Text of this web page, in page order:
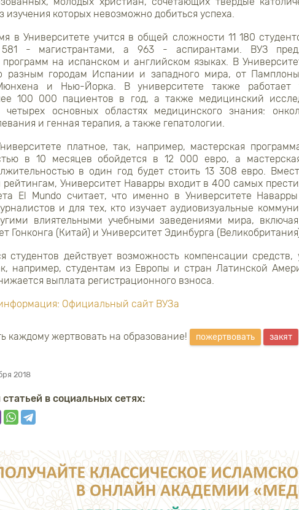
изучения которых невозможно добиться успеха.
в Университете учится в общей сложности 11 180
581 - магистрантами, а 963 - аспирантами. ВУЗ
программ на испанском и английском языках. В
разным городам Испании и западного мира, от
и Нью-Йорка. В университете также работает
100 000 пациентов в год, а также медицинский
четырех основных областях медицинского знания:
и генная терапия, а также гепатологии.
платное, так, например, мастерская
в 10 месяцев обойдется в 12 000 евро, а
в один год будет стоить 13 308 евро.
рейтингам, Университет Наварры входит в 400 самых
El Mundo считает, что именно в Университете
и для тех, кто изучает аудиовизуальные
влиятельными учебными заведениями мира,
Гонконга (Китай) и Университет Эдинбурга
студентов действует возможность компенсации
например, студентам из Европы и стран Латинской
выплата регистрационного взноса.
Официальный сайт ВУЗа
каждому жертвовать на образование! пожертвовать закят
2018
в социальных сетях: